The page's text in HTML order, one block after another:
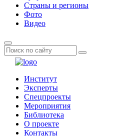
Страны и регионы
Фото
Видео
Институт
Эксперты
Спецпроекты
Мероприятия
Библиотека
О проекте
Контакты